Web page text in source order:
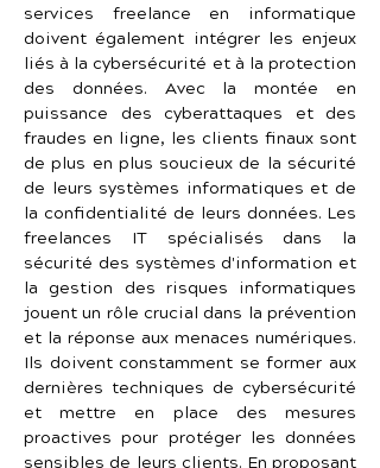
services freelance en informatique
doivent également intégrer les enjeux
liés à la cybersécurité et à la protection
des données. Avec la montée en
puissance des cyberattaques et des
fraudes en ligne, les clients finaux sont
de plus en plus soucieux de la sécurité
de leurs systèmes informatiques et de
la confidentialité de leurs données. Les
freelances IT spécialisés dans la
sécurité des systèmes d'information et
la gestion des risques informatiques
jouent un rôle crucial dans la prévention
et la réponse aux menaces numériques.
Ils doivent constamment se former aux
dernières techniques de cybersécurité
et mettre en place des mesures
proactives pour protéger les données
sensibles de leurs clients. En proposant